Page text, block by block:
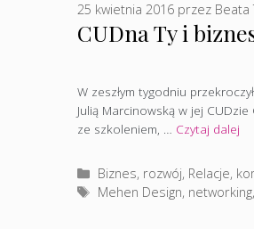
CUDna Ty i
25 kwietnia 2016 przez Beata
W zeszłym tygodniu
Julią Marcinowską w jej
ze szkoleniem, … Czytaj dalej
Kategorie
Biznes, rozwój, Relacje,
Tagi
Mehen Design, networking,